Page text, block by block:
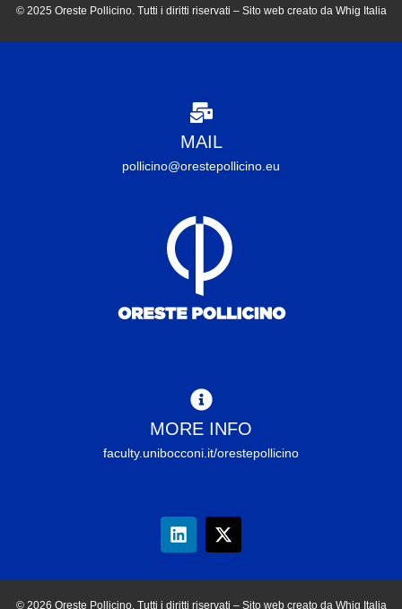
© 2025 Oreste Pollicino. Tutti i diritti riservati – Sito web creato da Whig Italia
MAIL
pollicino@orestepollicino.eu
MORE INFO
faculty.unibocconi.it/orestepollicino
© 2026 Oreste Pollicino. Tutti i diritti riservati – Sito web creato da Whig Italia